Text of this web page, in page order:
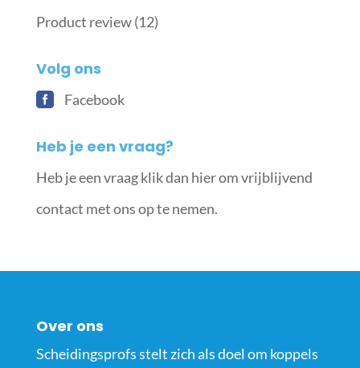
Product review(12)
Volg ons
Facebook
Heb je een vraag?
Heb je een vraag klik dan hier om vrijblijvend
contact met ons op te nemen.
Over ons
Scheidingsprofs stelt zich als doel om koppels